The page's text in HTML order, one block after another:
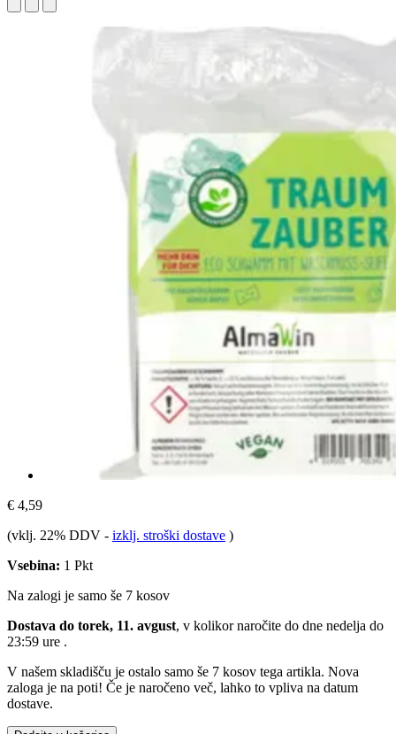
€ 4,59
(vklj. 22% DDV - izklj. stroški dostave )
Vsebina: 1 Pkt
Na zalogi je samo še 7 kosov
Dostava do torek, 11. avgust, v kolikor naročite do dne nedelja do
23:59 ure .
V našem skladišču je ostalo samo še 7 kosov tega artikla. Nova
zaloga je na poti! Če je naročeno več, lahko to vpliva na datum
dostave.